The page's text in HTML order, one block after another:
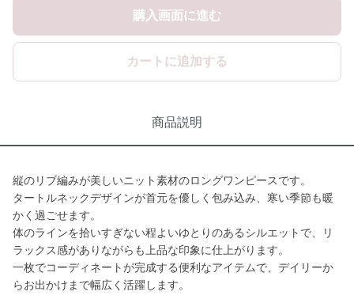
購入画面に進む
カートに追加する
商品説明
縦のリブ編みが美しいニット素材のロングワンピースです。
タートルネックデザインが首元を優しく包み込み、寒い季節も暖
かく過ごせます。
体のラインを拾いすぎない程よいゆとりのあるシルエットで、リ
ラックス感がありながらも上品な印象に仕上がります。
一枚でコーディネートが完成する便利なアイテムで、デイリーか
らお出かけまで幅広く活躍します。